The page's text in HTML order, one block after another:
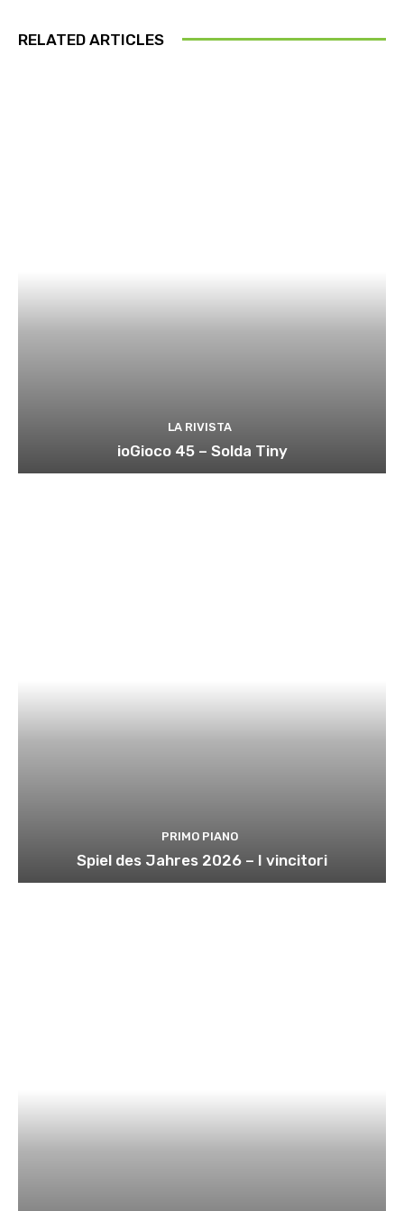
RELATED ARTICLES
LA RIVISTA
ioGioco 45 – Solda Tiny
PRIMO PIANO
Spiel des Jahres 2026 – I vincitori